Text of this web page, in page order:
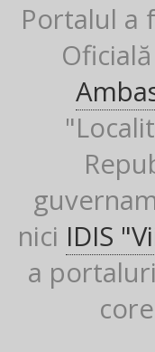
Portalul a
nici IDIS
a